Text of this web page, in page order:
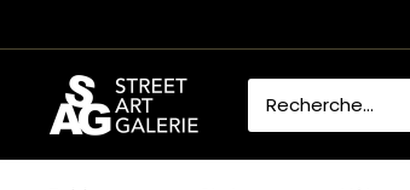
au
contenuStreet
Art
Galerie